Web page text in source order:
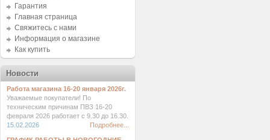
Гарантия
Главная страница
Свяжитесь с нами
Информация о магазине
Как купить
Новости
Работа магазина 16-20 января 2026г.
Уважаемые покупатели! По
техническим причинам ПВЗ 16-20
февраля 2026 работает с 9.30 до 16.30.
15.02.2026
Подробнее...